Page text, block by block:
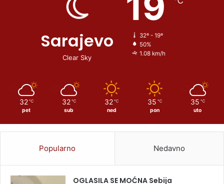
Sarajevo
Clear Sky
32º - 19º
50%
1.08 km/h
32 ℃
pet
32 ℃
sub
32 ℃
ned
35 ℃
pon
35 ℃
uto
Popularno Nedavno
OGLASILA SE MOĆNA Sebija